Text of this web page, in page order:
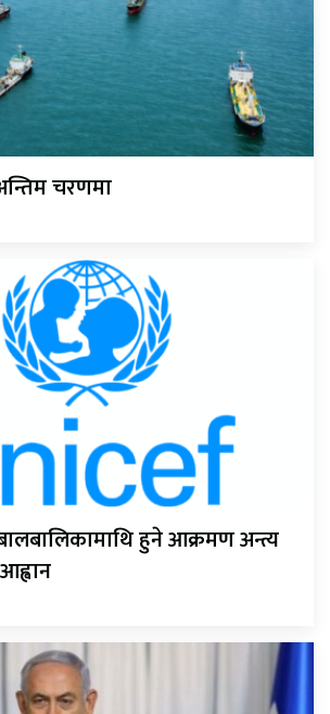
चरणमा
हुने आक्रमण अन्त्य